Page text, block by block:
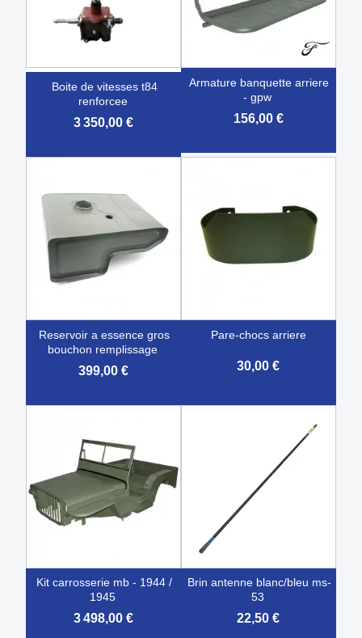
boite de vitesses t84
renforcee
3 350,00 €
armature banquette arriere
- gpw
156,00 €
reservoir a essence gros
bouchon remplissage
399,00 €
pare-chocs arriere
30,00 €
kit carrosserie mb - 1944 /
1945
3 498,00 €
brin antenne blanc/bleu ms-
53
22,50 €